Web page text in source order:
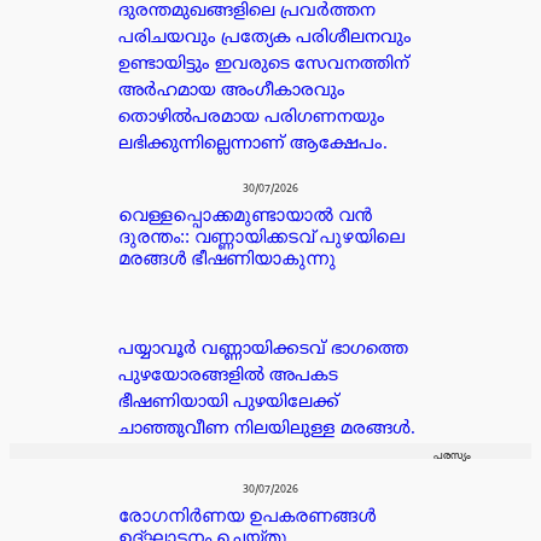
ദുരന്തമുഖങ്ങളിലെ പ്രവർത്തന
പരിചയവും പ്രത്യേക പരിശീലനവും
ഉണ്ടായിട്ടും ഇവരുടെ സേവനത്തിന്
അർഹമായ അംഗീകാരവും
തൊഴിൽപരമായ പരിഗണനയും
ലഭിക്കുന്നില്ലെന്നാണ് ആക്ഷേപം.
30/07/2026
വെള്ളപ്പൊക്കമുണ്ടായാൽ വൻ
ദുരന്തം:: വണ്ണായിക്കടവ് പുഴയിലെ
മരങ്ങൾ ഭീഷണിയാകുന്നു
പയ്യാവൂർ വണ്ണായിക്കടവ് ഭാഗത്തെ
പുഴയോരങ്ങളിൽ അപകട
ഭീഷണിയായി പുഴയിലേക്ക്
ചാഞ്ഞുവീണ നിലയിലുള്ള മരങ്ങൾ.
പരസ്യം
30/07/2026
രോഗനിർണയ ഉപകരണങ്ങൾ
ഉദ്ഘാടനം ചെയ്തു.